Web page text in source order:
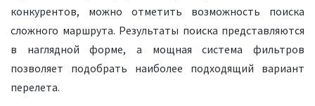
конкурентов, можно отметить возможность поиска
сложного маршрута. Результаты поиска представляются
в наглядной форме, а мощная система фильтров
позволяет подобрать наиболее подходящий вариант
перелета.